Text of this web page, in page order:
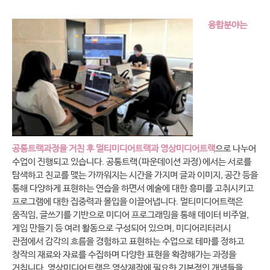
융합분야는
공통트랙과정을 거친 후 멀티미디어트랙과 영상미디어트랙으로 나누어
수업이 진행되고 있습니다. 공통트랙(파운데이션 과정)에서는 서로를
탐색하고 친교를 맺는 가까워지는 시간을 가지며 글과 이미지, 공간 등을
통해 다양하게 표현하는 연습을 하면서 예술에 대한 흥미를 고취시키고
프로그램에 대한 집중력과 몰입을 이끌어냅니다. 멀티미디어트랙은
움직임, 글쓰기를 기반으로 미디어 프로그래밍을 통해 데이터 비주얼,
게임 만들기 등 여러 활동으로 구성되어 있으며, 미디어리터러시
관점에서 감각의 흐름을 경험하고 표현하는 수업으로 테마를 정하고
창작의 재료와 자료를 수집하며 다양한 표현을 확장해가는 과정을